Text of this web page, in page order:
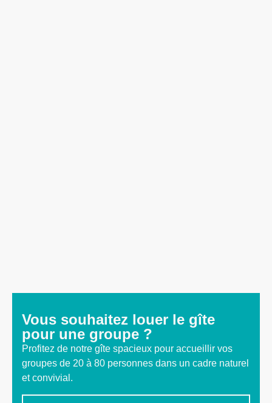
Vous souhaitez louer le gîte
pour une groupe ?
Profitez de notre gîte spacieux pour accueillir vos
groupes de 20 à 80 personnes dans un cadre naturel
et convivial.